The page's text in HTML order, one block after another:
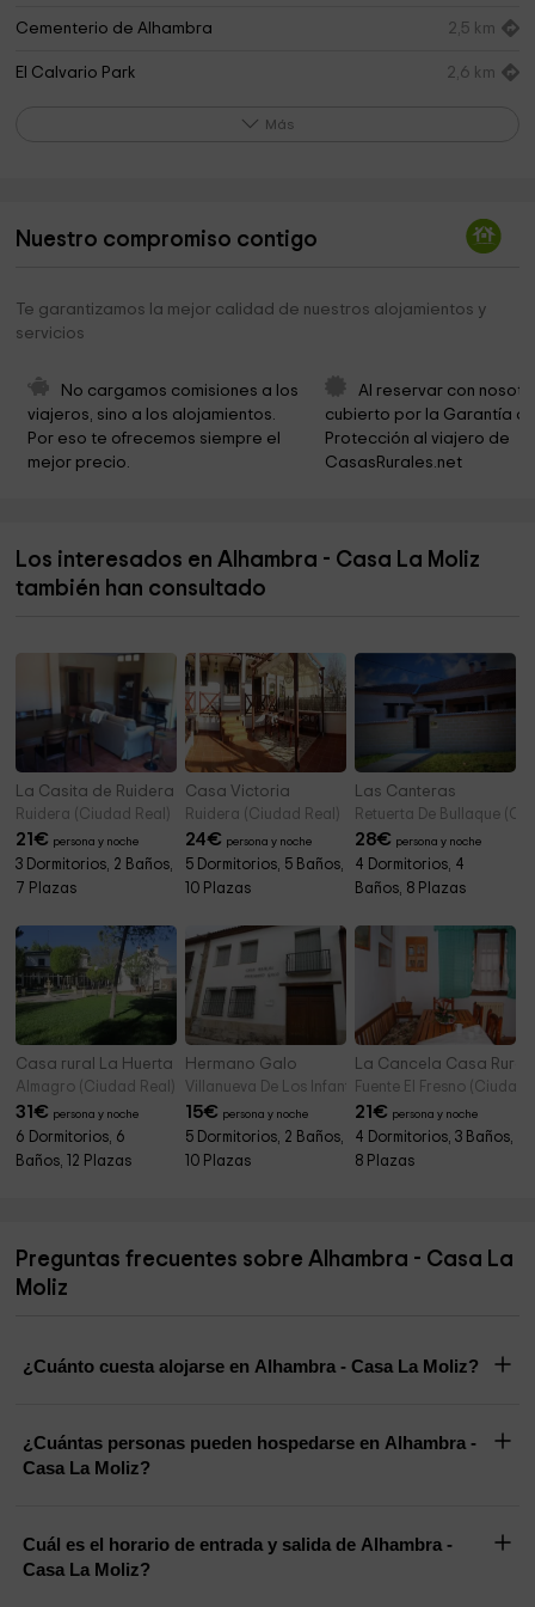
Cementerio de Alhambra 2,5 km
El Calvario Park 2,6 km
Museo Arqueologico De Alhambra
Palácios Nazaries 2,7 km
Cementerio de San Carlos del Valle
Iglesia del Cristo de San Carlos del Valle
Cementerio San Antonio Abad
Circulo Cultural La Amistad 15,5 km
Ayuntamiento de San Carlos del Valle 15,5 km
Más
Nuestro compromiso contigo
Te garantizamos la mejor calidad de nuestros alojamientos y
servicios
No cargamos comisiones a los
viajeros, sino a los alojamientos.
Por eso te ofrecemos siempre el
mejor precio.
Al reservar con
cubierto por la Garantía
Protección al viajero de
CasasRurales.net
Los interesados en Alhambra - Casa La Moliz
también han consultado
La Casita de Ruidera
Ruidera (Ciudad Real)
21€ persona y noche
3 Dormitorios, 2 Baños,
7 Plazas
Casa Victoria
Ruidera (Ciudad Real)
24€ persona y noche
5 Dormitorios, 5 Baños,
10 Plazas
Las Canteras
Retuerta De Bullaque
28€ persona y noche
4 Dormitorios, 4
Baños, 8 Plazas
Casa rural La Huerta
Almagro (Ciudad Real)
31€ persona y noche
6 Dormitorios, 6
Baños, 12 Plazas
Hermano Galo
Villanueva De Los Infantes (Ciudad Real)
15€ persona y noche
5 Dormitorios, 2 Baños,
10 Plazas
La Cancela Casa Rural
Fuente El Fresno (Ciudad
21€ persona y noche
4 Dormitorios, 3 Baños,
8 Plazas
Preguntas frecuentes sobre Alhambra - Casa La
Moliz
¿Cuánto cuesta alojarse en Alhambra - Casa La Moliz?
¿Cuántas personas pueden hospedarse en Alhambra -
Casa La Moliz?
Cuál es el horario de entrada y salida de Alhambra -
Casa La Moliz?